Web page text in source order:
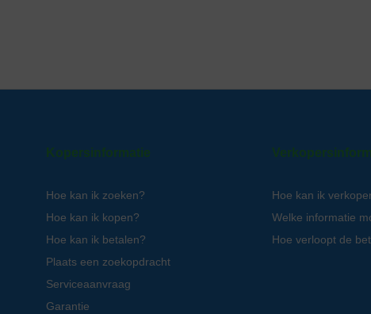
Kopersinformatie
Hoe kan ik zoeken?
Hoe kan ik kopen?
Hoe kan ik betalen?
Plaats een zoekopdracht
Serviceaanvraag
Garantie
Hoe kan ik
Welke informatie
Hoe verloopt de